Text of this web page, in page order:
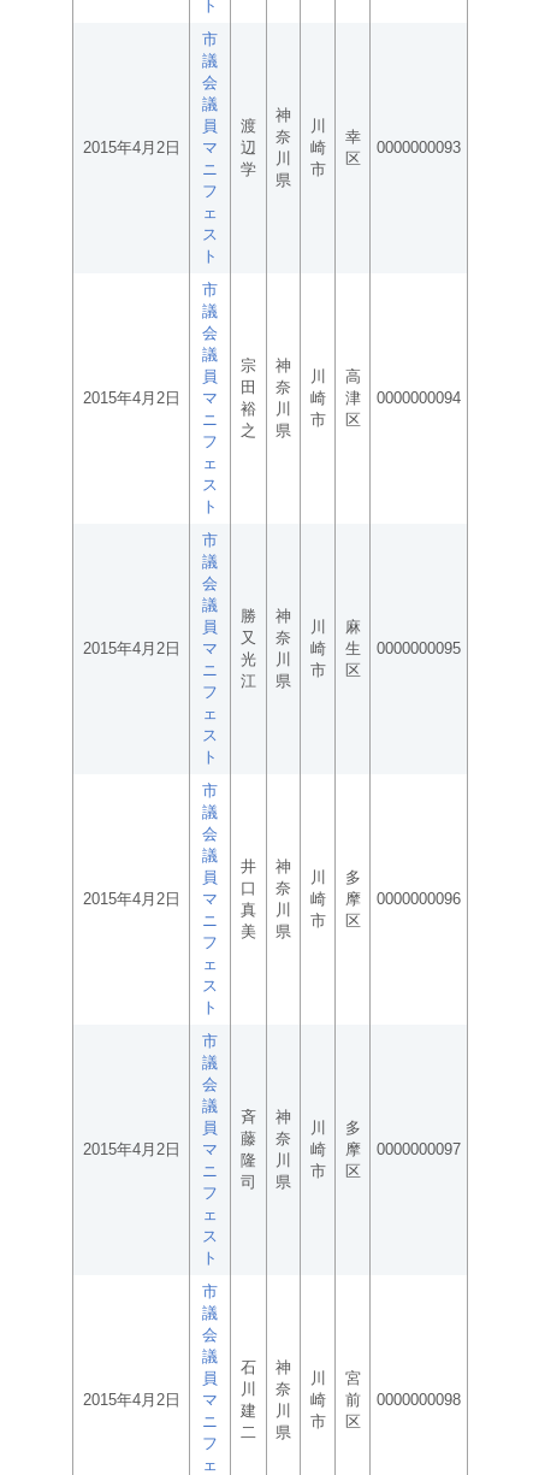
ト
2015年4月2日
市
議
会
議
員
マ
ニ
フ
ェ
ス
ト
渡
辺
学
神
奈
川
県
川
崎
市
幸
区
0000000093
2015年4月2日
市
議
会
議
員
マ
ニ
フ
ェ
ス
ト
宗
田
裕
之
神
奈
川
県
川
崎
市
高
津
区
0000000094
2015年4月2日
市
議
会
議
員
マ
ニ
フ
ェ
ス
ト
勝
又
光
江
神
奈
川
県
川
崎
市
麻
生
区
0000000095
2015年4月2日
市
議
会
議
員
マ
ニ
フ
ェ
ス
ト
井
口
真
美
神
奈
川
県
川
崎
市
多
摩
区
0000000096
2015年4月2日
市
議
会
議
員
マ
ニ
フ
ェ
ス
ト
斉
藤
隆
司
神
奈
川
県
川
崎
市
多
摩
区
0000000097
2015年4月2日
市
議
会
議
員
マ
ニ
フ
ェ
石
川
建
二
神
奈
川
県
川
崎
市
宮
前
区
0000000098